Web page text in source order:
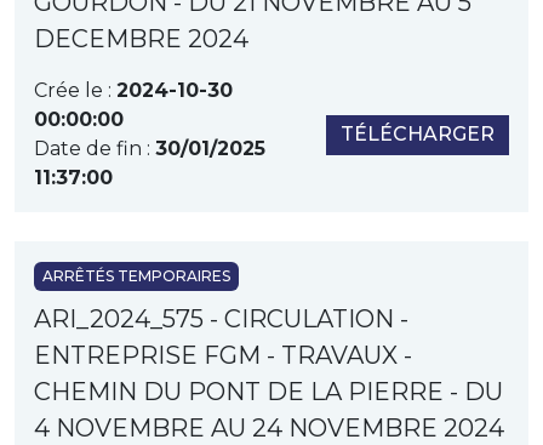
DECEMBRE 2024
Crée le : 2024-10-30
00:00:00
Date de fin : 30/01/2025
11:37:00
TÉLÉCHARGER
ARRÊTÉS TEMPORAIRES
ARI_2024_575 - CIRCULATION -
ENTREPRISE FGM - TRAVAUX -
CHEMIN DU PONT DE LA PIERRE - DU
4 NOVEMBRE AU 24 NOVEMBRE 2024